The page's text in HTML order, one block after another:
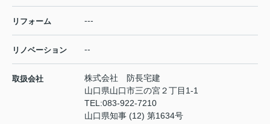
リフォーム ---
リノベーション --
取扱会社
株式会社 防長宅建
山口県山口市三の宮２丁目1-1
TEL:083-922-7210
山口県知事 (12) 第1634号